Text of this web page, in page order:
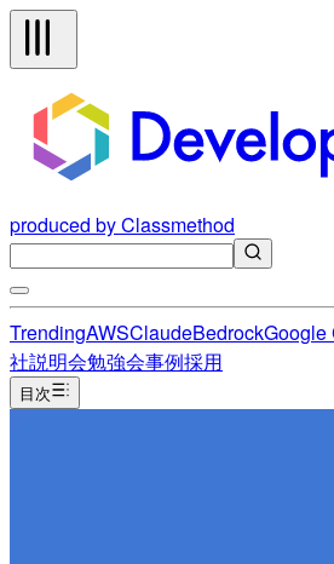
produced by Classmethod
TrendingAWSClaudeBedrockGoogle
社説明会勉強会事例採用
目次